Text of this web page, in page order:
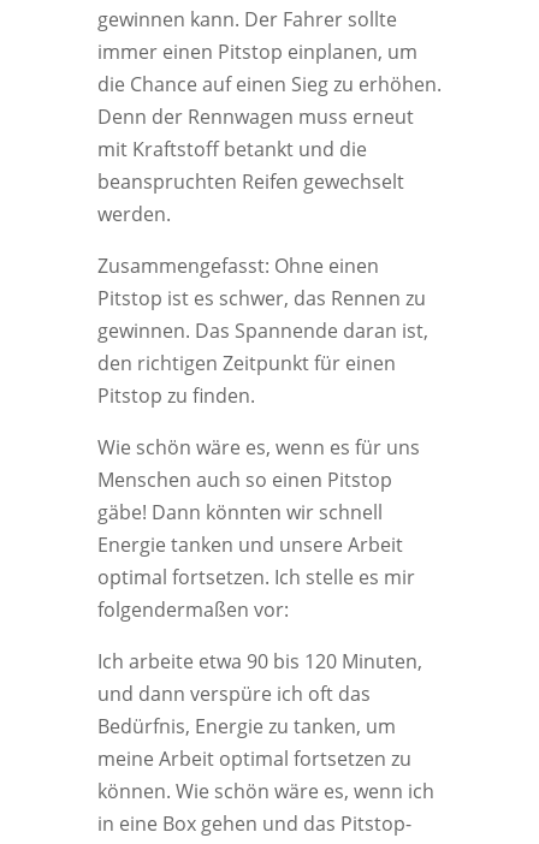
gewinnen kann. Der Fahrer sollte
immer einen Pitstop einplanen, um
die Chance auf einen Sieg zu erhöhen.
Denn der Rennwagen muss erneut
mit Kraftstoff betankt und die
beanspruchten Reifen gewechselt
werden.
Zusammengefasst: Ohne einen
Pitstop ist es schwer, das Rennen zu
gewinnen. Das Spannende daran ist,
den richtigen Zeitpunkt für einen
Pitstop zu finden.
Wie schön wäre es, wenn es für uns
Menschen auch so einen Pitstop
gäbe! Dann könnten wir schnell
Energie tanken und unsere Arbeit
optimal fortsetzen. Ich stelle es mir
folgendermaßen vor:
Ich arbeite etwa 90 bis 120 Minuten,
und dann verspüre ich oft das
Bedürfnis, Energie zu tanken, um
meine Arbeit optimal fortsetzen zu
können. Wie schön wäre es, wenn ich
in eine Box gehen und das Pitstop-